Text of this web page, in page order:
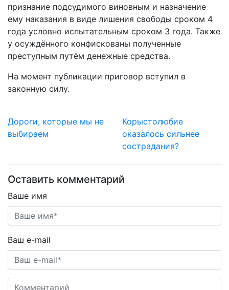
признание подсудимого виновным и назначение
ему наказания в виде лишения свободы сроком 4
года условно испытательным сроком 3 года. Также
у осуждённого конфискованы полученные
преступным путём денежные средства.
На момент публикации приговор вступил в
законную силу.
Дороги, которые мы не
выбираем
Корыстолюбие
оказалось сильнее
сострадания?
Оставить комментарий
Ваше имя
Ваш e-mail